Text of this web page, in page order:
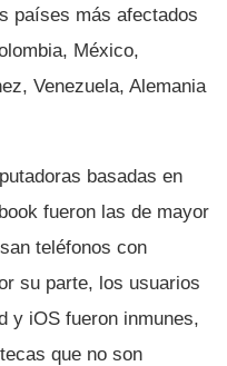
paí­ses más afectados
México,
Venezuela, Alemania
basadas en
fueron las de mayor
teléfonos con
su parte, los usuarios
y iOS fueron inmunes,
que no son